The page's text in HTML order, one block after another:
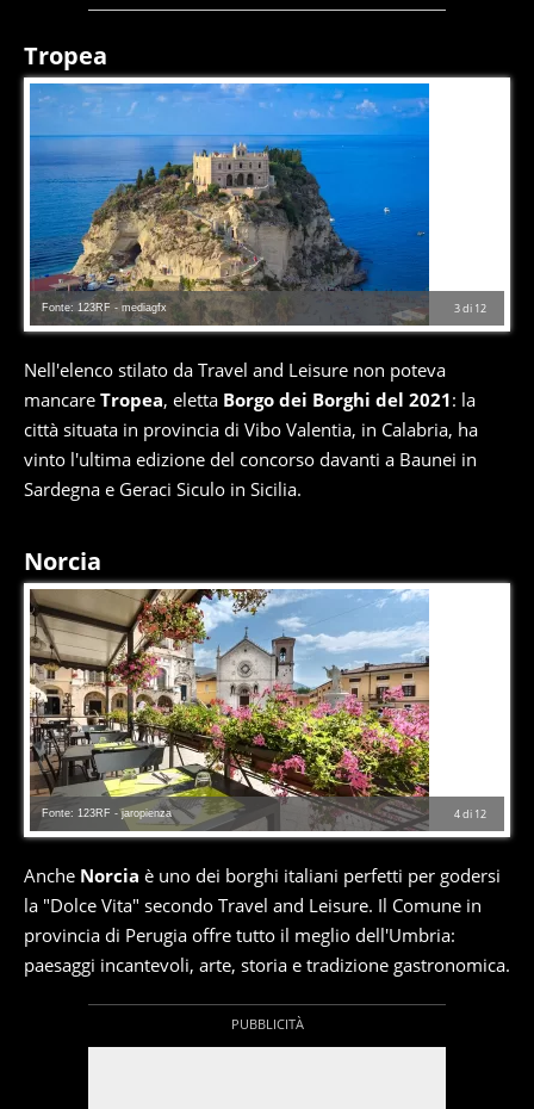
Tropea
3di 12
Fonte: 123RF - mediagfx
Nell'elenco stilato da Travel and Leisure non poteva
mancare Tropea, eletta Borgo dei Borghi del 2021: la
città situata in provincia di Vibo Valentia, in Calabria, ha
vinto l'ultima edizione del concorso davanti a Baunei in
Sardegna e Geraci Siculo in Sicilia.
Norcia
4di 12
Fonte: 123RF - jaropienza
Anche Norcia è uno dei borghi italiani perfetti per godersi
la "Dolce Vita" secondo Travel and Leisure. Il Comune in
provincia di Perugia offre tutto il meglio dell'Umbria:
paesaggi incantevoli, arte, storia e tradizione gastronomica.